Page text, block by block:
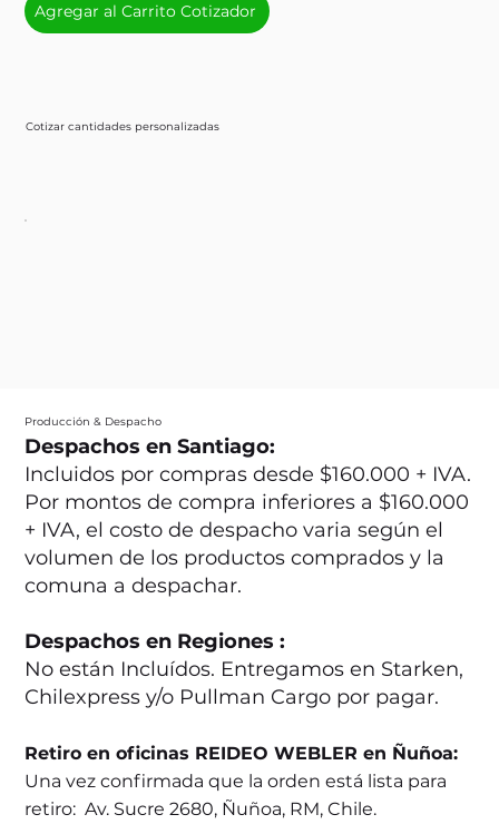
Cotizar cantidades personalizadas
Agregar al Carrito Cotizador
Producción & Despacho
Despachos en Santiago:
Incluidos por compras desde $160.000 + IVA.
Por montos de compra inferiores a $160.000
+ IVA, el costo de despacho varia según el
volumen de los productos comprados y la
comuna a despachar.
Despachos en Regiones :
No están Incluídos. Entregamos en Starken,
Chilexpress y/o Pullman Cargo por pagar.
Retiro en oficinas REIDEO WEBLER en Ñuñoa:
Una vez confirmada que la orden está lista para
retiro: Av. Sucre 2680, Ñuñoa, RM, Chile.